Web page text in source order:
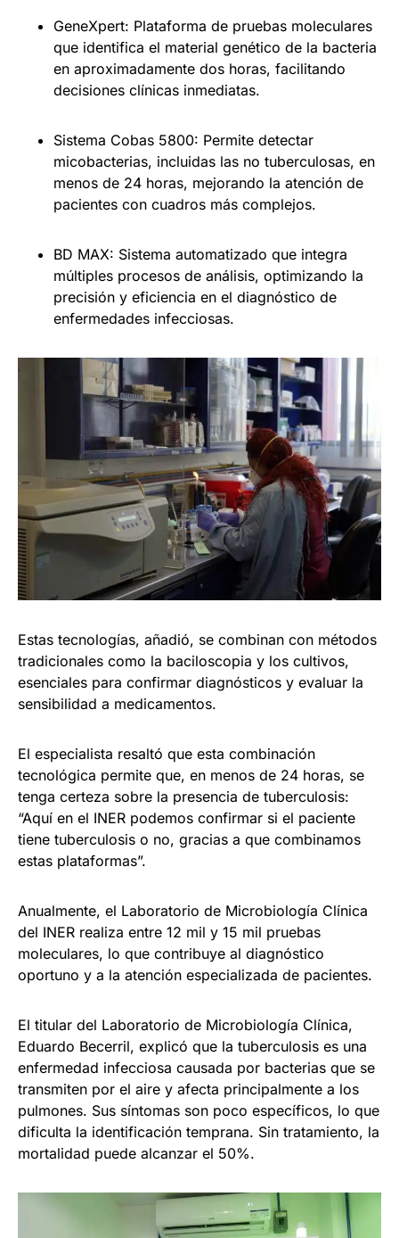
GeneXpert: Plataforma de pruebas moleculares
que identifica el material genético de la bacteria
en aproximadamente dos horas, facilitando
decisiones clínicas inmediatas.
Sistema Cobas 5800: Permite detectar
micobacterias, incluidas las no tuberculosas, en
menos de 24 horas, mejorando la atención de
pacientes con cuadros más complejos.
BD MAX: Sistema automatizado que integra
múltiples procesos de análisis, optimizando la
precisión y eficiencia en el diagnóstico de
enfermedades infecciosas.
Estas tecnologías, añadió, se combinan con métodos
tradicionales como la baciloscopia y los cultivos,
esenciales para confirmar diagnósticos y evaluar la
sensibilidad a medicamentos.
El especialista resaltó que esta combinación
tecnológica permite que, en menos de 24 horas, se
tenga certeza sobre la presencia de tuberculosis:
“Aquí en el INER podemos confirmar si el paciente
tiene tuberculosis o no, gracias a que combinamos
estas plataformas”.
Anualmente, el Laboratorio de Microbiología Clínica
del INER realiza entre 12 mil y 15 mil pruebas
moleculares, lo que contribuye al diagnóstico
oportuno y a la atención especializada de pacientes.
El titular del Laboratorio de Microbiología Clínica,
Eduardo Becerril, explicó que la tuberculosis es una
enfermedad infecciosa causada por bacterias que se
transmiten por el aire y afecta principalmente a los
pulmones. Sus síntomas son poco específicos, lo que
dificulta la identificación temprana. Sin tratamiento, la
mortalidad puede alcanzar el 50%.